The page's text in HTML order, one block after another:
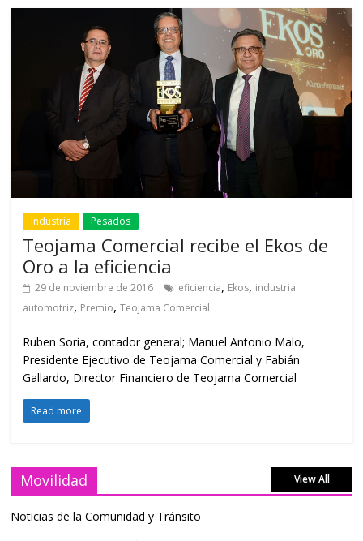
Industria Pesados
Teojama Comercial recibe el Ekos de
Oro a la eficiencia
29 de noviembre de 2016 eficiencia, Ekos, industria
automotriz, Premio,Teojama Comercial
Ruben Soria, contador general; Manuel Antonio Malo,
Presidente Ejecutivo de Teojama Comercial y Fabián
Gallardo, Director Financiero de Teojama Comercial
Read more
Movilidad View All
Noticias de la Comunidad y Tránsito